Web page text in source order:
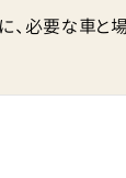
、必要な車と